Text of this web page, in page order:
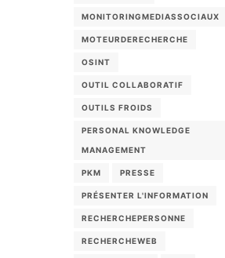
MONITORINGMEDIASSOCIAUX
MOTEURDERECHERCHE
OSINT
OUTIL COLLABORATIF
OUTILS FROIDS
PERSONAL KNOWLEDGE
MANAGEMENT
PKM PRESSE
PRÉSENTER L'INFORMATION
RECHERCHEPERSONNE
RECHERCHEWEB